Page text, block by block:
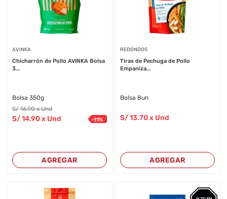
AVINKA
Chicharrón de Pollo AVINKA Bolsa
3...
Bolsa 350g
S/16.90 x Und
S/14.90 x Und -11%
AGREGAR
REDONDOS
Tiras de Pechuga de Pollo
Empaniza...
Bolsa 8un
S/13.70x Und
AGREGAR